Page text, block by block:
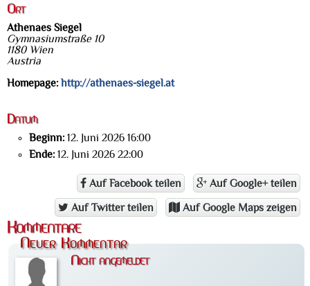
Ort
Athenaes Siegel
Gymnasiumstraße 10
1180 Wien
Austria
Homepage: http://athenaes-siegel.at
Datum
Beginn: 12. Juni 2026 16:00
Ende: 12. Juni 2026 22:00
Auf Facebook teilen Auf Google+ teilen
Auf Twitter teilen Auf Google Maps zeigen
Kommentare
Neuer Kommentar
Nicht angemeldet